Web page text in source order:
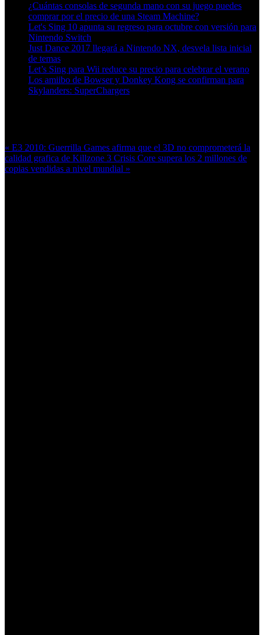
¿Cuántas consolas de segunda mano con su juego puedes
comprar por el precio de una Steam Machine?
Let's Sing 10 apunta su regreso para octubre con versión para
Nintendo Switch
Just Dance 2017 llegará a Nintendo NX, desvela lista inicial
de temas
Let’s Sing para Wii reduce su precio para celebrar el verano
Los amiibo de Bowser y Donkey Kong se confirman para
Skylanders: SuperChargers
« E3 2010: Guerrilla Games afirma que el 3D no comprometerá la
calidad grafica de Killzone 3 Crisis Core supera los 2 millones de
copias vendidas a nivel mundial »